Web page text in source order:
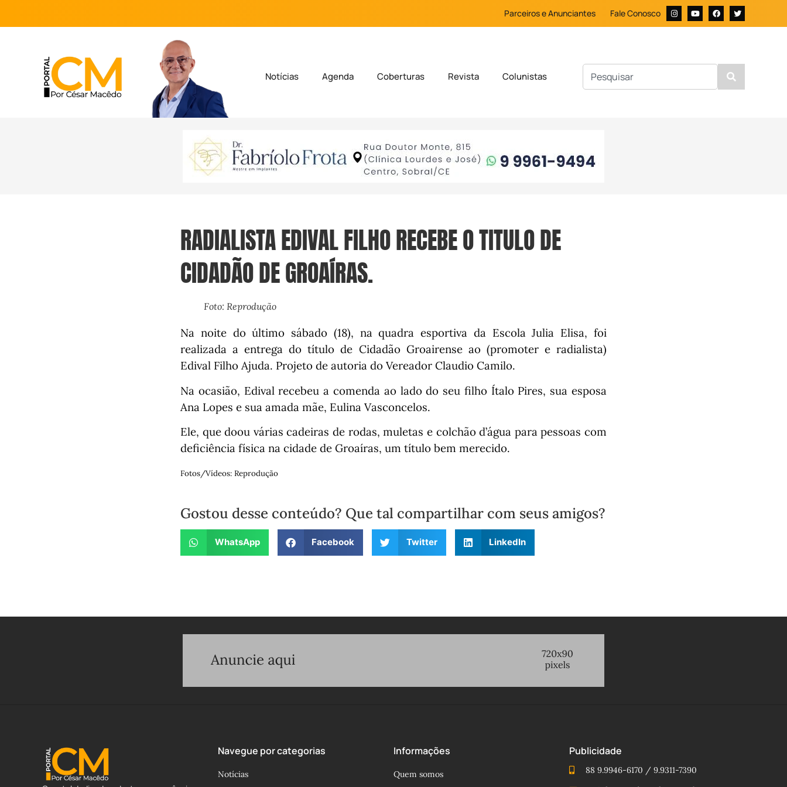
Parceiros e Anunciantes Fale Conosco
Notícias Agenda Coberturas Revista Colunistas
RADIALISTA EDIVAL FILHO RECEBE O TITULO DE
CIDADÃO DE GROAÍRAS.
Foto: Reprodução
Na noite do último sábado (18), na quadra esportiva da Escola Julia Elisa, foi
realizada a entrega do título de Cidadão Groairense ao (promoter e radialista)
Edival Filho Ajuda. Projeto de autoria do Vereador Claudio Camilo.
Na ocasião, Edival recebeu a comenda ao lado do seu filho Ítalo Pires, sua esposa
Ana Lopes e sua amada mãe, Eulina Vasconcelos.
Ele, que doou várias cadeiras de rodas, muletas e colchão d’água para pessoas com
deficiência física na cidade de Groaíras, um título bem merecido.
Fotos/Vídeos: Reprodução
Gostou desse conteúdo? Que tal compartilhar com seus amigos?
WhatsApp Facebook Twitter LinkedIn
Navegue por categorias
Notícias
Informações
Quem somos
Publicidade
88 9.9946-6170 / 9.9311-7390